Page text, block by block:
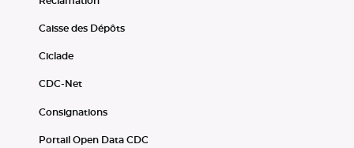
Caisse des Dépôts
Ciclade
CDC-Net
Consignations
Portail Open Data CDC